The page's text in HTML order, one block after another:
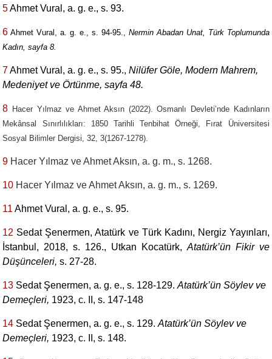
5Ahmet Vural, a. g. e., s. 93.
6 Ahmet Vural, a. g. e., s. 94-95., Nermin Abadan Unat, Türk Toplumunda
Kadın, sayfa 8.
7Ahmet Vural, a. g. e., s. 95.,Nilüfer Göle, Modern Mahrem,
Medeniyet ve Örtünme, sayfa 48.
8 Hacer Yılmaz ve Ahmet Aksın (2022). Osmanlı Devleti’nde Kadınların
Mekânsal Sınırlılıkları: 1850 Tarihli Tenbihat Örneği, Fırat Üniversitesi
Sosyal Bilimler Dergisi, 32, 3(1267-1278).
9 Hacer Yılmaz ve Ahmet Aksın, a. g. m., s. 1268.
10 Hacer Yılmaz ve Ahmet Aksın, a. g. m., s. 1269.
11 Ahmet Vural, a. g. e., s. 95.
12 Sedat Şenermen, Atatürk ve Türk Kadını, Nergiz Yayınları,
İstanbul, 2018, s. 126., Utkan Kocatürk, Atatürk’ün Fikir ve
Düşünceleri,s. 27-28.
13 Sedat Şenermen, a. g. e., s. 128-129.Atatürk’ün Söylev ve
Demeçleri, 1923, c. II,s. 147-148
14 Sedat Şenermen, a. g. e., s. 129.Atatürk’ün Söylev ve
Demeçleri, 1923, c. II,s. 148.